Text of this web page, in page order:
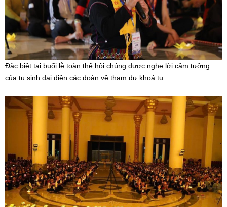
Đặc biệt tại buổi lễ toàn thể hội chúng được nghe lời cảm tưởng
của tu sinh đại diện các đoàn về tham dự khoá tu.